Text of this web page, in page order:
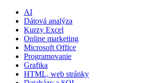
AI
Dátová analýza
Kurzy Excel
Online marketing
Microsoft Office
Programovanie
Grafika
HTML, web stránky